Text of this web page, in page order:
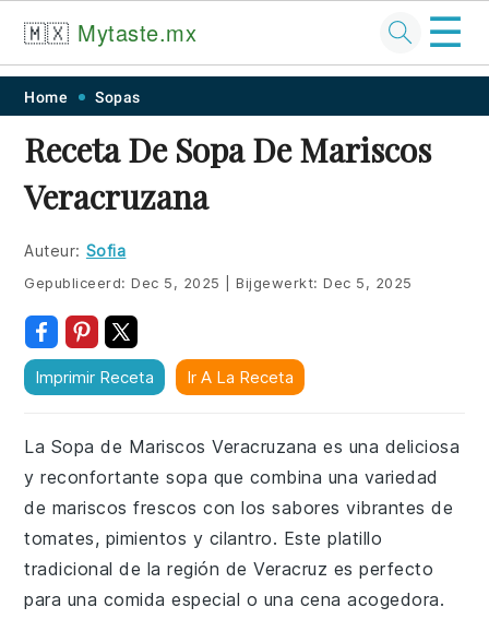
Skip
primary
navigation
Skip
main
content
Skip
primary
sidebar
Skip
footer
🇲🇽 Mytaste.mx ☰
Home Sopas
Receta De Sopa De Mariscos
Veracruzana
Auteur: Sofia
Gepubliceerd:Dec 5, 2025 Bijgewerkt:Dec 5, 2025
Imprimir Receta Ir A La Receta
La Sopa de Mariscos Veracruzana es una deliciosa
y reconfortante sopa que combina una variedad
de mariscos frescos con los sabores vibrantes de
tomates, pimientos y cilantro. Este platillo
tradicional de la región de Veracruz es perfecto
para una comida especial o una cena acogedora.